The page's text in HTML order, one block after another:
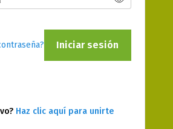
Iniciar sesión
Haz clic aquí para unirte